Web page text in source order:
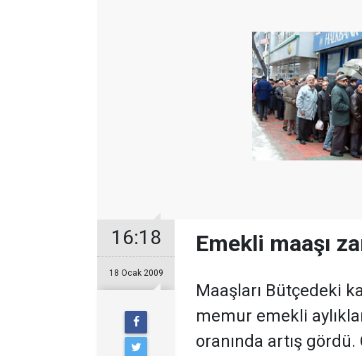
16:18
18 Ocak 2009
Emekli maaşı
Maaşları Bütçedeki
memur emekli
oranında artış gördü.